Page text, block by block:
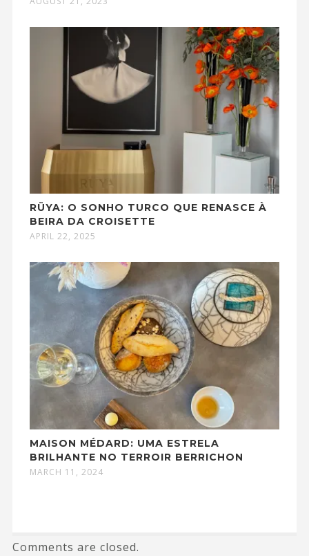
RÜYA: O SONHO TURCO QUE RENASCE À
BEIRA DA CROISETTE
APRIL 22, 2025
MAISON MÉDARD: UMA ESTRELA
BRILHANTE NO TERROIR BERRICHON
MARCH 11, 2024
Comments are closed.